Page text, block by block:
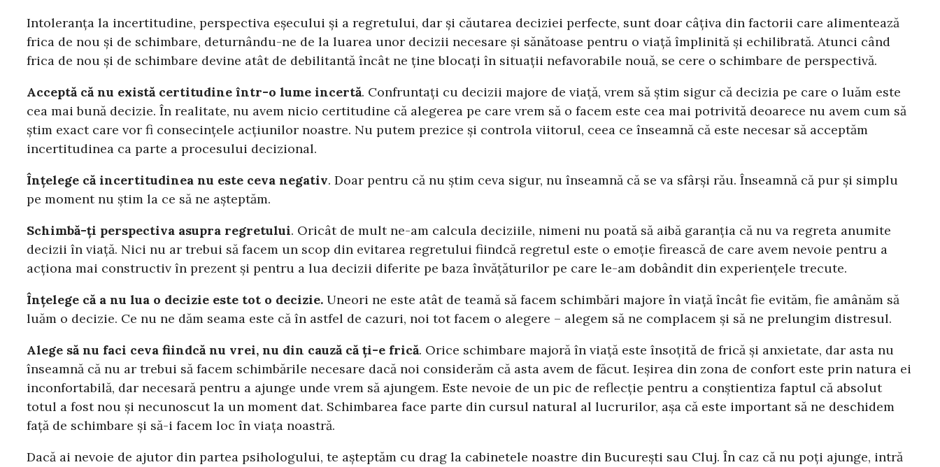
Intoleranța la incertitudine, perspectiva eșecului și a regretului, dar și căutarea deciziei perfecte, sunt doar câțiva din factorii care alimentează
frica de nou și de schimbare, deturnându-ne de la luarea unor decizii necesare și sănătoase pentru o viață împlinită și echilibrată. Atunci când
frica de nou și de schimbare devine atât de debilitantă încât ne ține blocați în situații nefavorabile nouă, se cere o schimbare de perspectivă.
Acceptă că nu există certitudine într-o lume incertă. Confruntați cu decizii majore de viață, vrem să știm sigur că decizia pe care o luăm este
cea mai bună decizie. În realitate, nu avem nicio certitudine că alegerea pe care vrem să o facem este cea mai potrivită deoarece nu avem cum să
știm exact care vor fi consecințele acțiunilor noastre. Nu putem prezice și controla viitorul, ceea ce înseamnă că este necesar să acceptăm
incertitudinea ca parte a procesului decizional.
Înțelege că incertitudinea nu este ceva negativ. Doar pentru că nu știm ceva sigur, nu înseamnă că se va sfârși rău. Înseamnă că pur și simplu
pe moment nu știm la ce să ne așteptăm.
Schimbă-ți perspectiva asupra regretului. Oricât de mult ne-am calcula deciziile, nimeni nu poată să aibă garanția că nu va regreta anumite
decizii în viață. Nici nu ar trebui să facem un scop din evitarea regretului fiindcă regretul este o emoție firească de care avem nevoie pentru a
acționa mai constructiv în prezent și pentru a lua decizii diferite pe baza învățăturilor pe care le-am dobândit din experiențele trecute.
Înțelege că a nu lua o decizie este tot o decizie. Uneori ne este atât de teamă să facem schimbări majore în viață încât fie evităm, fie amânăm să
luăm o decizie. Ce nu ne dăm seama este că în astfel de cazuri, noi tot facem o alegere – alegem să ne complacem și să ne prelungim distresul.
Alege să nu faci ceva fiindcă nu vrei, nu din cauză că ți-e frică. Orice schimbare majoră în viață este însoțită de frică și anxietate, dar asta nu
înseamnă că nu ar trebui să facem schimbările necesare dacă noi considerăm că asta avem de făcut. Ieșirea din zona de confort este prin natura ei
inconfortabilă, dar necesară pentru a ajunge unde vrem să ajungem. Este nevoie de un pic de reflecție pentru a conștientiza faptul că absolut
totul a fost nou și necunoscut la un moment dat. Schimbarea face parte din cursul natural al lucrurilor, așa că este important să ne deschidem
față de schimbare și să-i facem loc în viața noastră.
Dacă ai nevoie de ajutor din partea psihologului, te așteptăm cu drag la cabinetele noastre din București sau Cluj. În caz că nu poți ajunge, intră